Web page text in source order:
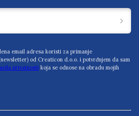
email adresa koristi za primanje
od Creaticon d.o.o. i potvrđujem da sam
privatnosti koja se odnose na obradu mojih